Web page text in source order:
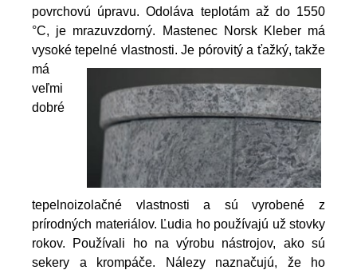
povrchovú úpravu. Odoláva teplotám až do 1550
°C, je mrazuvzdorný. Mastenec Norsk Kleber má
vysoké tepelné vlastnosti. Je pórovitý a ťažký, takže
má
veľmi
dobré
tepelnoizolačné vlastnosti a sú vyrobené z
prírodných materiálov. Ľudia ho používajú už stovky
rokov. Používali ho na výrobu nástrojov, ako sú
sekery a krompáče. Nálezy naznačujú, že ho